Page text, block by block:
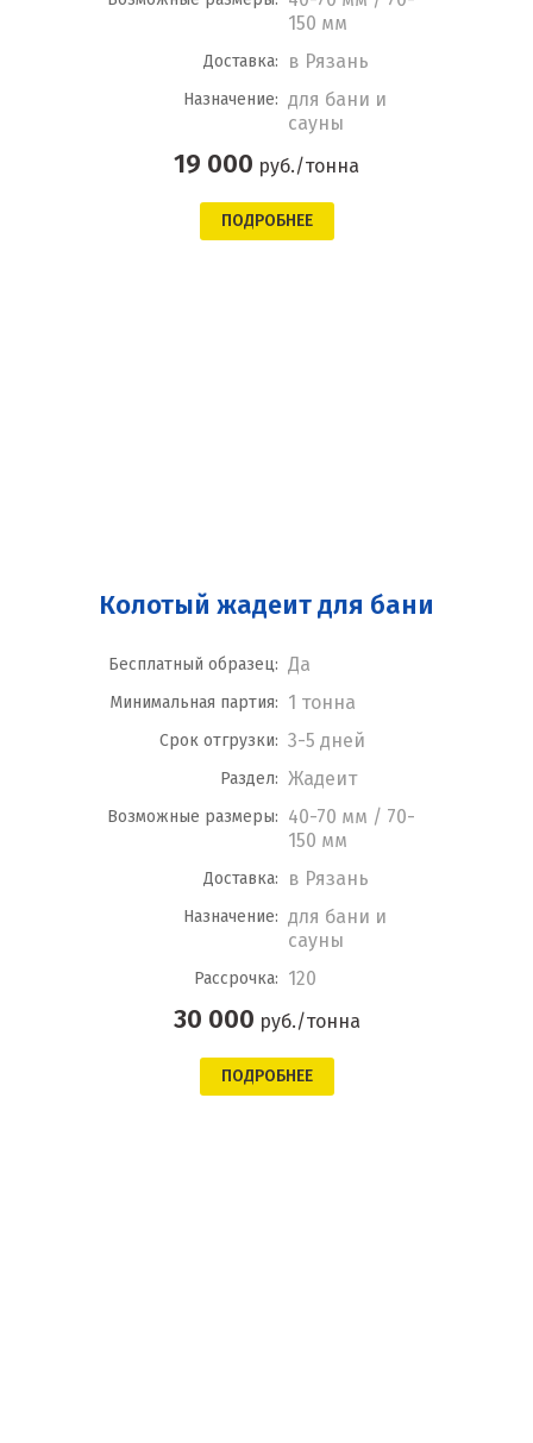
150 мм
Доставка: в Рязань
Назначение: для бани и
сауны
19 000 руб./тонна
ПОДРОБНЕЕ
Колотый жадеит для бани
Бесплатный образец: Да
Минимальная партия: 1 тонна
Срок отгрузки: 3-5 дней
Раздел: Жадеит
Возможные размеры: 40-70 мм / 70-
150 мм
Доставка: в Рязань
Назначение: для бани и
сауны
Рассрочка: 120
30 000 руб./тонна
ПОДРОБНЕЕ